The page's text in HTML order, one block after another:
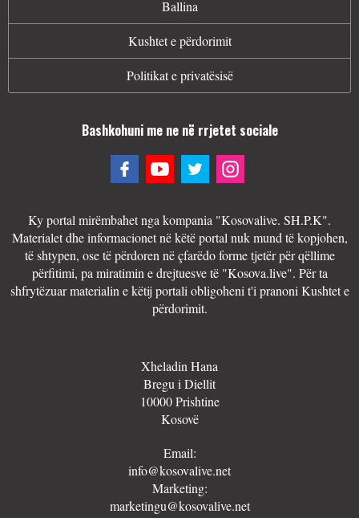
Ballina
Kushtet e përdorimit
Politikat e privatësisë
Bashkohuni me ne në rrjetet sociale
Ky portal mirëmbahet nga kompania "Kosovalive. SH.P.K".
Materialet dhe informacionet në këtë portal nuk mund të kopjohen,
të shtypen, ose të përdoren në çfarëdo forme tjetër për qëllime
përfitimi, pa miratimin e drejtuesve të "Kosova.live". Për ta
shfrytëzuar materialin e këtij portali obligoheni t'i pranoni Kushtet e
përdorimit.
Xheladin Hana
Bregu i Diellit
10000 Prishtine
Kosovë
Email:
info@kosovalive.net
Marketing:
marketingu@kosovalive.net